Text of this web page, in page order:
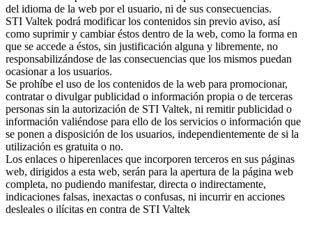
del idioma de la web por el usuario, ni de sus consecuencias.
STI Valtek podrá modificar los contenidos sin previo aviso, así
como suprimir y cambiar éstos dentro de la web, como la forma en
que se accede a éstos, sin justificación alguna y libremente, no
responsabilizándose de las consecuencias que los mismos puedan
ocasionar a los usuarios.
Se prohíbe el uso de los contenidos de la web para promocionar,
contratar o divulgar publicidad o información propia o de terceras
personas sin la autorización de STI Valtek, ni remitir publicidad o
información valiéndose para ello de los servicios o información que
se ponen a disposición de los usuarios, independientemente de si la
utilización es gratuita o no.
Los enlaces o hiperenlaces que incorporen terceros en sus páginas
web, dirigidos a esta web, serán para la apertura de la página web
completa, no pudiendo manifestar, directa o indirectamente,
indicaciones falsas, inexactas o confusas, ni incurrir en acciones
desleales o ilícitas en contra de STI Valtek